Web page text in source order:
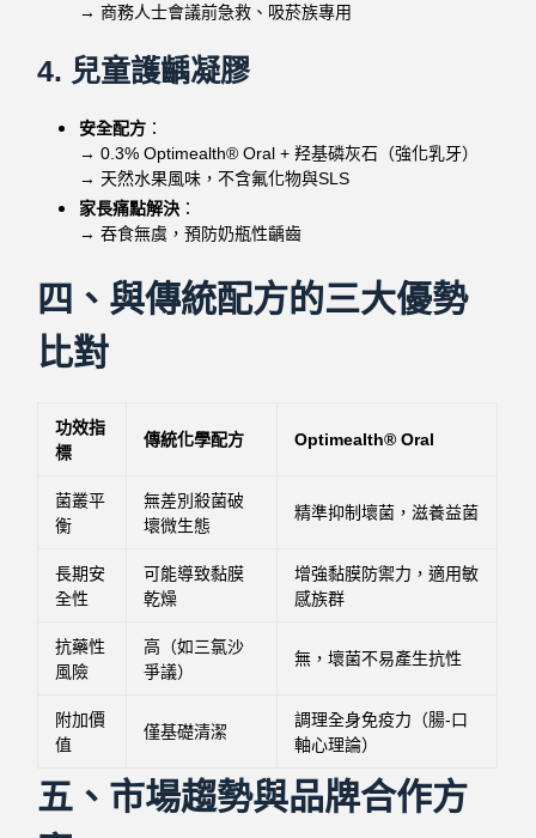
→ 商務人士會議前急救、吸菸族專用
4. 兒童護齲凝膠
安全配方 ：
→ 0.3% Optimealth® Oral + 羟基磷灰石（強化乳牙）
→ 天然水果風味，不含氟化物與SLS
家長痛點解決 ：
→ 吞食無虞，預防奶瓶性齲齒
四、與傳統配方的三大優勢
比對
功效指
標
傳統化學配方 Optimealth® Oral
菌叢平
衡
無差別殺菌破
壞微生態
精準抑制壞菌，滋養益菌
長期安
全性
可能導致黏膜
乾燥
增強黏膜防禦力，適用敏
感族群
抗藥性
風險
高（如三氯沙
爭議）
無，壞菌不易產生抗性
附加價
值
僅基礎清潔
調理全身免疫力（腸-口
軸心理論）
五、市場趨勢與品牌合作方